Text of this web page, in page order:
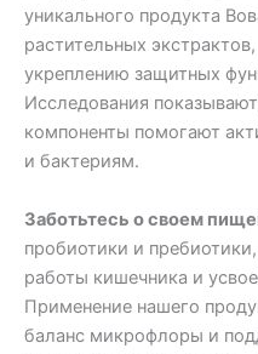
уникального продукта
растительных
укреплению защитных
Исследования
компоненты помогают
и бактериям.
Заботьтесь о своем
пробиотики и
работы кишечника и
Применение нашего
баланс микрофлоры и